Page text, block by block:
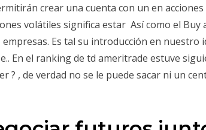
crear una cuenta con un en acciones
volátiles significa estar Así como el Buy
Es tal su introducción en nuestro
En el ranking de td ameritrade estuve
? , de verdad no se le puede sacar ni un